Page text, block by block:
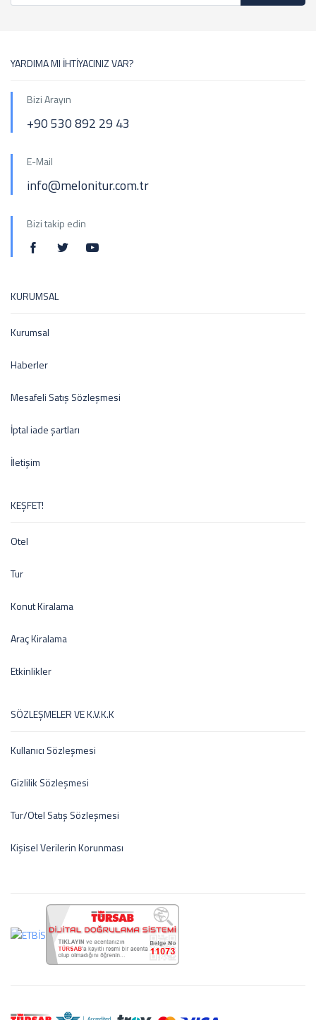
YARDIMA MI İHTİYACINIZ VAR?
Bizi Arayın
+90 530 892 29 43
E-Mail
info@melonitur.com.tr
Bizi takip edin
KURUMSAL
Kurumsal
Haberler
Mesafeli Satış Sözleşmesi
İptal iade şartları
İletişim
KEŞFET!
Otel
Tur
Konut Kiralama
Araç Kiralama
Etkinlikler
SÖZLEŞMELER VE K.V.K.K
Kullanıcı Sözleşmesi
Gizlilik Sözleşmesi
Tur/Otel Satış Sözleşmesi
Kişisel Verilerin Korunması